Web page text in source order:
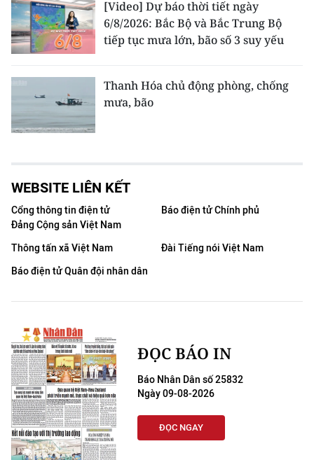
[Video] Dự báo thời tiết ngày
6/8/2026: Bắc Bộ và Bắc Trung Bộ
tiếp tục mưa lớn, bão số 3 suy yếu
Thanh Hóa chủ động phòng, chống
mưa, bão
WEBSITE LIÊN KẾT
Cổng thông tin điện tử
Đảng Cộng sản Việt Nam
Báo điện tử Chính phủ
Thông tấn xã Việt Nam
Đài Tiếng nói Việt Nam
Báo điện tử Quân đội nhân dân
ĐỌC BÁO IN
Báo Nhân Dân số 25832
Ngày 09-08-2026
ĐỌC NGAY